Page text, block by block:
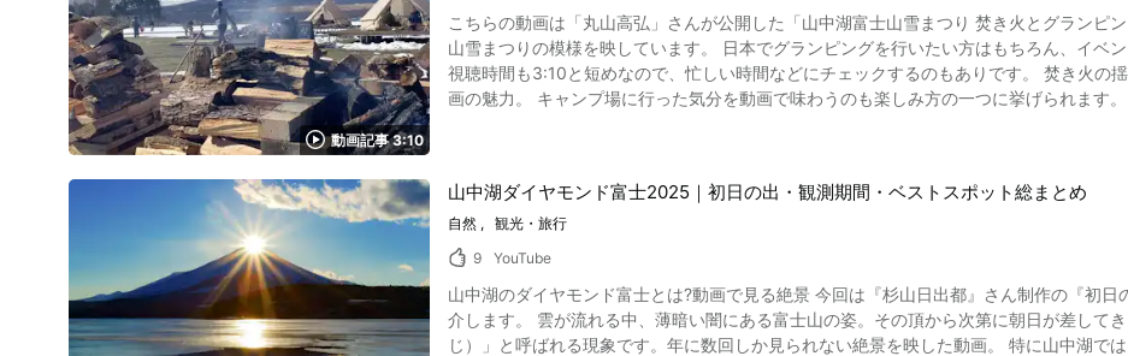
山梨県石和温泉郷にある「銘石の宿かげつ」紹介まとめ 「MDK TV」が制作する、「山
kagetsu.com -」は、人気旅館であるかげつの魅力が詰まった動画です。 「日本で有数の温泉地で高級旅館に泊まりたい」と考えている方は、こ
の動画を見て「銘石の宿かげつ」の素晴らしさを体感してみてください。 温泉、料理、
り癒されましょう！ ◆銘石の宿かげつ◆ 【住所】〒406-0024 山梨県笛吹市石和町川中島385 【交通アクセス】中央自動車道一宮御坂ICより約
10分 / JR中央特・石和温泉駅から車で5分 【駐車場】あり。約70台。 【電話番号】055-262-4526 【公式ホームページ】山梨県
動画記事 3:10
こちらの動画は「丸山高弘」さんが公開した「山中湖富士山雪まつり 焚き火とグランピング -
山雪まつりの模様を映しています。 日本でグランピングを行いたい方はもちろん、イベ
視聴時間も3:10と短めなので、忙しい時間などにチェックするのもありです。 焚き火の
画の魅力。 キャンプ場に行った気分を動画で味わうのも楽しみ方の一つに挙げられます。 もちろん、富士山の姿をその目で確かめに行くのもあ
山中湖ダイヤモンド富士2025｜初日の出・観測期間・ベストスポット総まとめ
自然
観光・旅行
9
YouTube
山中湖のダイヤモンド富士とは?動画で見る絶景 今回は『杉山日出都』さん制作の『初
介します。 雲が流れる中、薄暗い闇にある富士山の姿。その頂から次第に朝日が差して
じ）」と呼ばれる現象です。年に数回しか見られない絶景を映した動画。 特に山中湖では、毎年10月中旬から2月末までの約4ヶ月半にわたり、